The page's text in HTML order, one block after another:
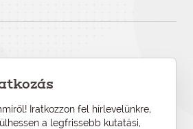
Iratkozzon fel hírlevelünkre,
a legfrissebb kutatási,